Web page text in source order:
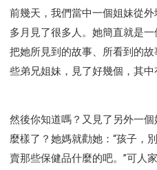
前幾天，我們當中一個姐妹從
多月見了很多人。她簡直就是
把她所見到的故事、所看到的
些弟兄姐妹，見了好幾個，其中
然後你知道嗎？又見了另外一
麼樣了？她媽就勸她：“孩子，
賣那些保健品什麼的吧。”可人